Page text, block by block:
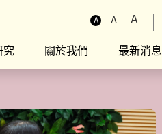
A A A
究 關於我們 最新消息